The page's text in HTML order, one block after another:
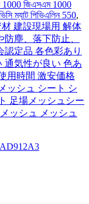
জিএসএম 1000
ম্যাট পিভিএলিন 550,
建設現場用 解体
塵、落下防止、
認定品 各色彩あり
通気性が良い 色あ
用時間 激安価格
ッシュ シート シ
足場メッシュシー
ッシュ メッシュ